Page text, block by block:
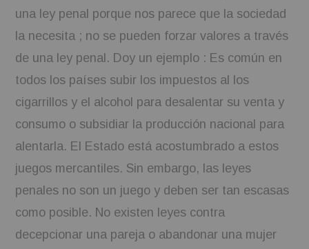
VISIONKRAFT
una ley penal porque nos parece que la sociedad
la necesita ; no se pueden forzar valores a través
de una ley penal. Doy un ejemplo : Es común en
todos los países subir los impuestos al los
cigarrillos y el alcohol para desalentar su venta y
consumo o subsidiar la producción nacional para
alentarla. El Estado está acostumbrado a estos
juegos mercantiles. Sin embargo, las leyes
penales no son un juego y deben ser tan escasas
como posible. No existen leyes contra
decepcionar una pareja o abandonar una mujer